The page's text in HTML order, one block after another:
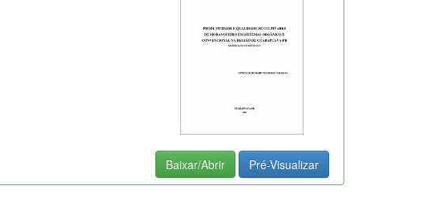
Baixar/Abrir Pré-Visualizar